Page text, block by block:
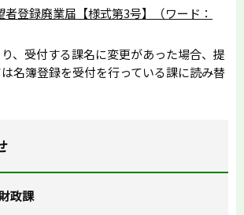
登録廃業届【様式第3号】（ワード：
、受付する課名に変更があった場合、提
名簿登録を受付を行っている課に読み替
政課